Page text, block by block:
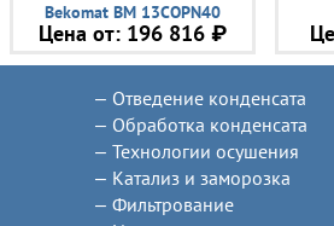
Bekomat BM 13COPN40
Цена от: 196 816 ₽
Отведение конденсата
Обработка конденсата
Технологии осушения
Катализ и заморозка
Фильтрование